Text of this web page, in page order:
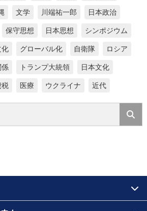
文学 川端祐一郎 日本政治
保守思想 日本思想 シンポジウム
化 グローバル化 自衛隊 ロシア
係 トランプ大統領 日本文化
税 医療 ウクライナ 近代